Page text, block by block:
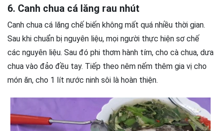
6. Canh chua cá lăng rau nhút
Canh chua cá lăng chế biến không mất quá nhiều thời gian.
Sau khi chuẩn bị nguyên liệu, mọi người thực hiện sơ chế
các nguyên liệu. Sau đó phi thơm hành tím, cho cà chua, dưa
chua vào đảo đều tay. Tiếp theo nêm nếm thêm gia vị cho
món ăn, cho 1 lít nước ninh sôi là hoàn thiện.